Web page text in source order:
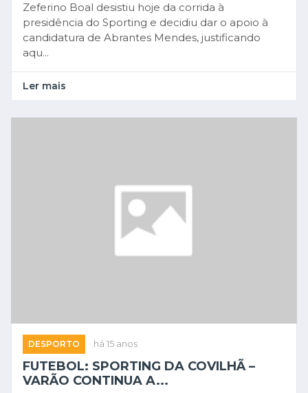
Zeferino Boal desistiu hoje da corrida à
presidência do Sporting e decidiu dar o apoio à
candidatura de Abrantes Mendes, justificando
aqu...
Ler mais
DESPORTO há 15 anos
FUTEBOL: SPORTING DA COVILHÃ –
VARÃO CONTINUA A...